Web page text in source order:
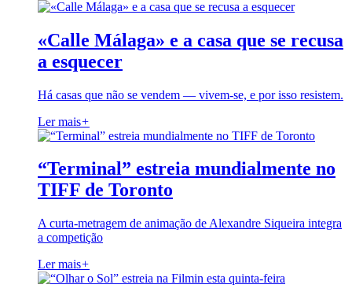
«Calle Málaga» e a casa que se recusa
a esquecer
Há casas que não se vendem — vivem-se, e por isso resistem.
Ler mais+
“Terminal” estreia mundialmente no
TIFF de Toronto
A curta-metragem de animação de Alexandre Siqueira integra
a competição
Ler mais+